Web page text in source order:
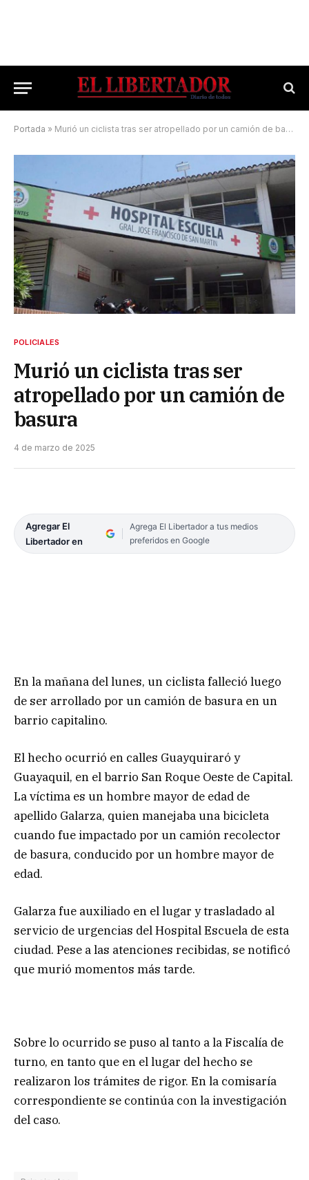
Portada » Murió un ciclista tras ser atropellado por un camión de basura
POLICIALES
Murió un ciclista tras ser
atropellado por un camión de
basura
4 de marzo de 2025
Agregar El
Libertador en
Agrega El Libertador a tus medios
preferidos en Google
En la mañana del lunes, un ciclista falleció luego
de ser arrollado por un camión de basura en un
barrio capitalino.
El hecho ocurrió en calles Guayquiraró y
Guayaquil, en el barrio San Roque Oeste de Capital.
La víctima es un hombre mayor de edad de
apellido Galarza, quien manejaba una bicicleta
cuando fue impactado por un camión recolector
de basura, conducido por un hombre mayor de
edad.
Galarza fue auxiliado en el lugar y trasladado al
servicio de urgencias del Hospital Escuela de esta
ciudad. Pese a las atenciones recibidas, se notificó
que murió momentos más tarde.
Sobre lo ocurrido se puso al tanto a la Fiscalía de
turno, en tanto que en el lugar del hecho se
realizaron los trámites de rigor. En la comisaría
correspondiente se continúa con la investigación
del caso.